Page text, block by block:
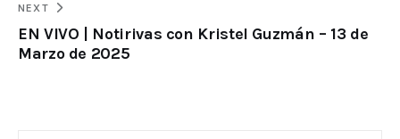
NEXT
EN VIVO | Notirivas con Kristel Guzmán – 13 de
Marzo de 2025